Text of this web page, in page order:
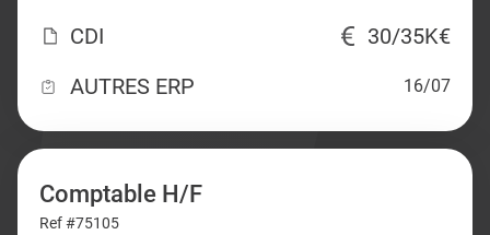
CDI
30/35K€
AUTRES ERP
16/07
Comptable H/F
Ref #75105